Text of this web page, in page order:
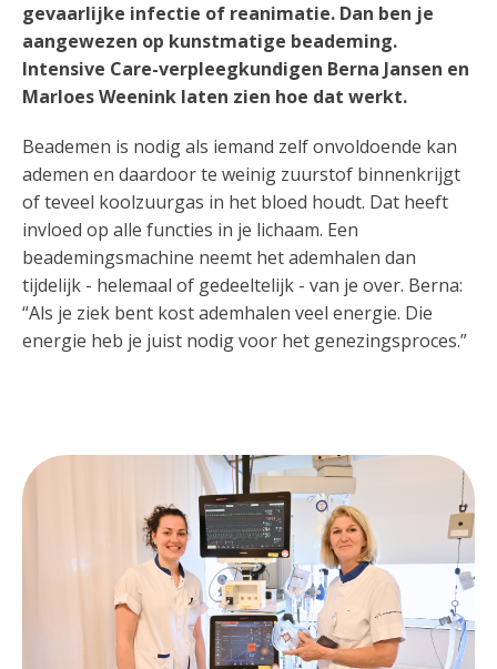
gevaarlijke infectie of reanimatie. Dan ben je
aangewezen op kunstmatige beademing.
Intensive Care-verpleegkundigen Berna Jansen en
Marloes Weenink laten zien hoe dat werkt.
Beademen is nodig als iemand zelf onvoldoende kan
ademen en daardoor te weinig zuurstof binnenkrijgt
of teveel koolzuurgas in het bloed houdt. Dat heeft
invloed op alle functies in je lichaam. Een
beademingsmachine neemt het ademhalen dan
tijdelijk - helemaal of gedeeltelijk - van je over. Berna:
“Als je ziek bent kost ademhalen veel energie. Die
energie heb je juist nodig voor het genezingsproces.”